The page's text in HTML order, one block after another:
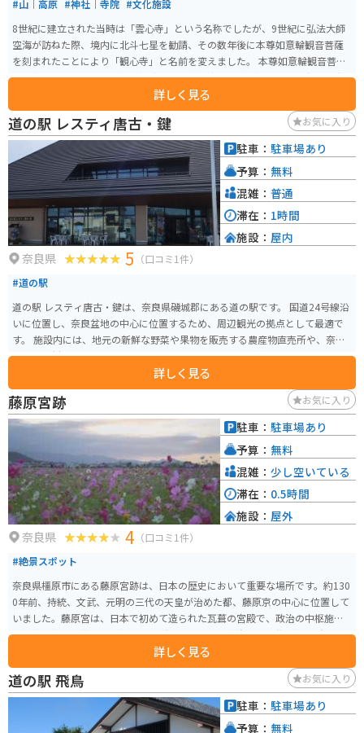
#山｜高原 #神社｜寺院 #文化施設
8世紀に建立された当時は「雲心寺」という名称でしたが、9世紀に弘法大師
空海が訪ねた際、境内に北斗七星を勧請、その数年後に本尊如意輪観音菩薩
を刻まれたことにより「観心寺」と名前を変えました。 本尊如意輪観音菩薩
は国宝とされています。南北朝時代の武将・楠木正成に縁のあるお寺で、駐
車場に楠木公の雄々しい銅像が建てられています。 境内の木々は紅葉の時期
には紅葉スポットとして有名で、多くの方が紅葉狩りに集まります。 車で来
られる方が多数、バイクで来られる方もそこそこいらっしゃいますが、徒歩
の方はバスの運行も乏しいので少なめです。バイクの方はお寺の前の道がツ
ーリングコースということで、ツーリングついでに立ち寄る方もいらっしゃ
います。
詳しく見る
道の駅 レスティ唐古・鍵 お気に入り
奈良県 5 （口コミ1件）
#道の駅
道の駅 レスティ唐古・鍵は、奈良県磯城郡にある道の駅です。 国道24号線沿
いに位置し、奈良盆地の中心に位置するため、周辺観光の拠点として最適で
す。 施設内には、地元の新鮮な野菜や果物を販売する農産物直売所や、奈良
県産の食材を使用したレストラン、お土産コーナーなどがあります。 また、
併設されている唐古・鍵遺跡史跡公園は、弥生時代の大規模な環濠集落跡で
あり、歴史好きには必見です。 バイクで訪れる場合は、道の駅に隣接する無
料駐車場を利用できます。 周辺には、古墳や神社など、歴史的な観光スポッ
トが点在しているので、ツーリングの拠点としてもおすすめです。 【おすす
めポイント】 * 奈良県産の新鮮な野菜や果物が購入できる * 弥生時代の歴史
に触れることができる * バイク駐車場が無料 【周辺情報】 * 唐古・鍵遺跡史
跡公園 * 石舞台古墳 * 當麻寺
詳しく見る
駐車： 駐車場あり
予算： 無料
混雑： 普通
滞在： 1時間
施設： 屋内
藤原宮跡 お気に入り
奈良県 4 （口コミ1件）
#絶景スポット
奈良県橿原市にある藤原宮跡は、日本の歴史において重要な場所です。約130
0年前、持統、文武、元明の三代の天皇が治めた都、藤原京の中心に位置して
いました。藤原宮は、日本で初めて造られた瓦葺の宮殿で、政治の中枢施設
や天皇や皇后の住まいがあった場所です。現在は朱塗りの列柱が数か所再現
されているのみですが、四季折々の花が植えられていて、春には菜の花と
桜、秋にはコスモスが楽しめます。 藤原宮の規模は東西約5.3km、南北約4.8
kmに及び、天皇の住まいである内裏や、天皇が儀式や政治を行った大極殿跡
が残っています。現在の藤原宮跡は、広大な敷地に遺構が点在し、歴史的な
価値が高い場所として知られています。日本古代史の一端を感じ取ることが
詳しく見る
駐車： 駐車場あり
予算： 無料
混雑： 少し空いている
滞在： 0.5時間
施設： 屋外
道の駅 飛鳥 お気に入り
駐車： 駐車場あり
予算： 無料